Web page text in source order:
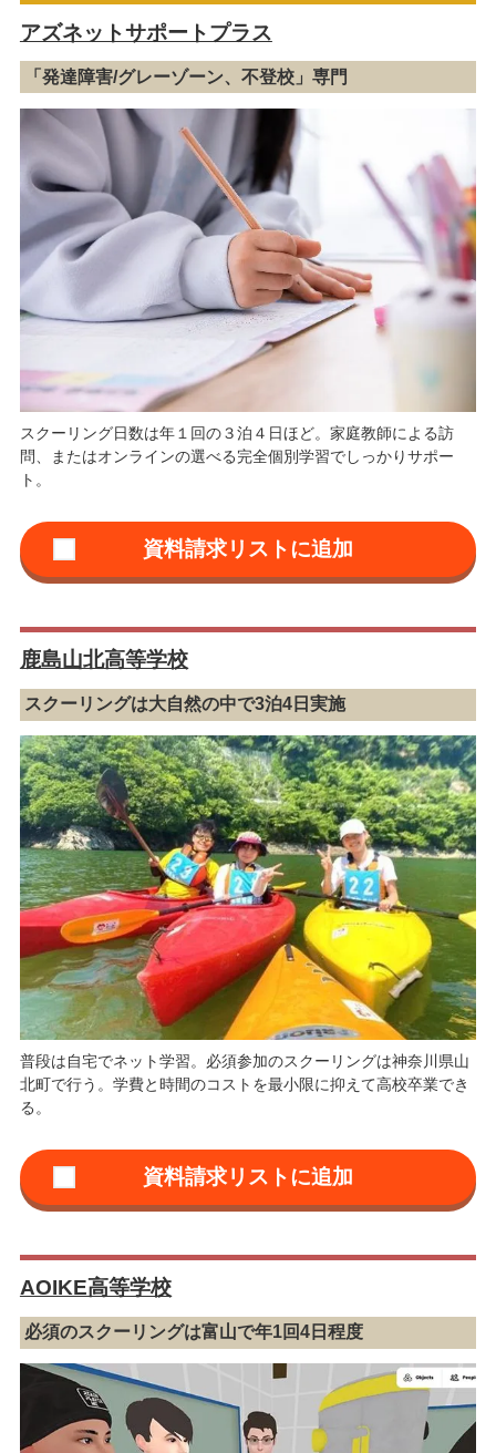
アズネットサポートプラス
「発達障害/グレーゾーン、不登校」専門
スクーリング日数は年１回の３泊４日ほど。家庭教師による訪
問、またはオンラインの選べる完全個別学習でしっかりサポー
ト。
鹿島山北高等学校
スクーリングは大自然の中で3泊4日実施
普段は自宅でネット学習。必須参加のスクーリングは神奈川県山
北町で行う。学費と時間のコストを最小限に抑えて高校卒業でき
る。
AOIKE高等学校
必須のスクーリングは富山で年1回4日程度